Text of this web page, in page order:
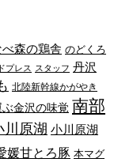
べ森の鶏舎 のどくろ
プレス スタッフ 丹沢
北陸新幹線かがやき
金沢の味覚 南部
川原湖 小川原湖
媛甘とろ豚 本マグ